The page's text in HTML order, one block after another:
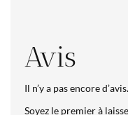
Avis
Il n’y a pas encore d’avis.
Soyez le premier à